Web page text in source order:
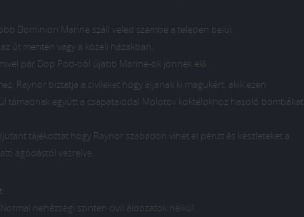
Dominion Marine száll veled szembe a telepen belül.
út mentén vagy a közeli házakban.
pár Dop Pod-ból újabb Marine-ok jönnek elő.
Raynor bíztatja a civileket hogy áljanak ki magukért, akik ezen
támadnak együtt a csapataiddal Molotov koktélokhoz hasoló bombákat
tájékoztat hogy Raynor szabadon vihet el pénzt és készleteket a
agódástól vezrelve.
nehézségi szinten civil áldozatok nélkül.